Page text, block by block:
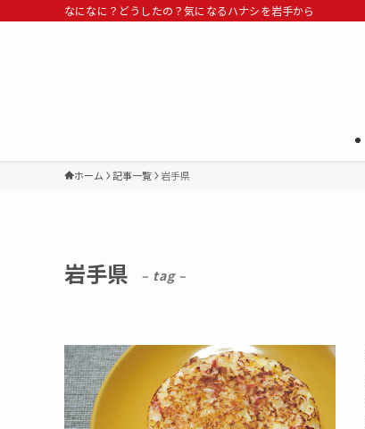
なになに？どうしたの？気になるハナシを岩手から
ホーム 記事一覧 岩手県
岩手県 – tag –